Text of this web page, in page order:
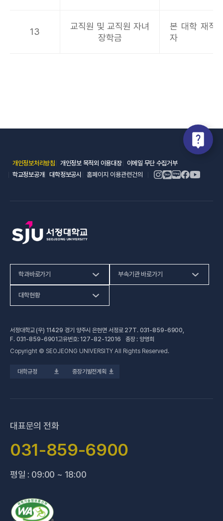
13
교직원 및 교직원 자녀
장학금
본 대학 재직
자
개인정보처리방침(새 창 열림)
개인정보 목적외 이용대장(새 창 열림)
이메일 무단 수집거부(새 창 열림)
학교정보공개(새 창 열림)
대학정보공시(새 창 열림)
홈페이지 이용관련건의
학과바로가기
인문사회계열
공학계열
전문기술석사
부속기관 바로가기
건강증진센터(새 창 열림)
교육혁신지원센터(새 창 열림)
성인학습지원센터
대학현황
대학정보공시(새 창 열림)
업무추진비 사용내역
법정위원회 회의록
대학규정 중장기발전계획
서정대학교 (우) 11429 경기 양주시 은현면 서정로 27T. 031-859-6900
F. 031-859-6901고유번호: 127-82-12016 총장 : 양영희
Copyright © SEOJEONG UNIVERSITY All Rights Reserved.
대표문의 전화
031-859-6900
평일 : 09:00 ~ 18:00